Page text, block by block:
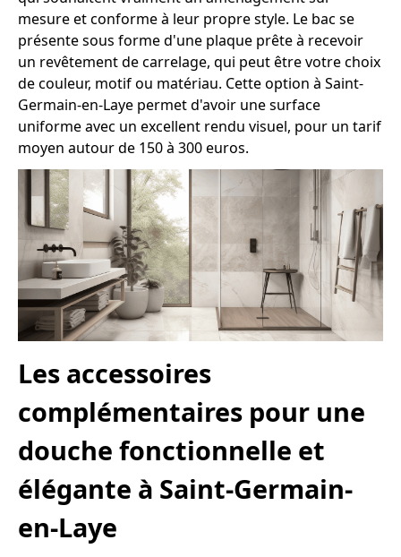
mesure et conforme à leur propre style. Le bac se
présente sous forme d'une plaque prête à recevoir
un revêtement de carrelage, qui peut être votre choix
de couleur, motif ou matériau. Cette option à Saint-
Germain-en-Laye permet d'avoir une surface
uniforme avec un excellent rendu visuel, pour un tarif
moyen autour de 150 à 300 euros.
Les accessoires
complémentaires pour une
douche fonctionnelle et
élégante à Saint-Germain-
en-Laye